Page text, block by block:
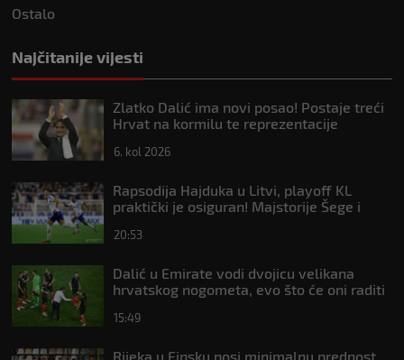
Ostalo
Najčitanije vijesti
Zlatko Dalić ima novi posao! Postaje treći
Hrvat na kormilu te reprezentacije
6. kol 2026
Rapsodija Hajduka u Litvi, playoff KL
praktički je osiguran! Majstorije Šege i
20:53
Dalić u Emirate vodi dvojicu velikana
hrvatskog nogometa, evo što će oni raditi
15:49
Rijeka u Finsku nosi minimalnu prednost,